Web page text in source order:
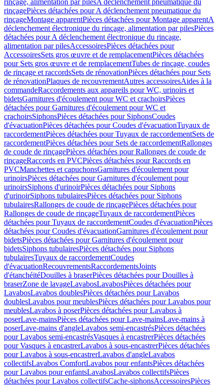
rinçage, alimentation par pilesA déclenchement pneumatique du
rinçagePièces détachées pour A déclenchement pneumatique du
rinçageMontage apparentPièces détachées pour Montage apparentA
déclenchement électronique du rinçage, alimentation par pilesPièces
détachées pour A déclenchement électronique du rinçage,
alimentation par pilesAccessoiresPièces détachées pour
AccessoiresSets gros œuvre et de remplacementPièces détachées
pour Sets gros œuvre et de remplacementTubes de rinçage, coudes
de rinçage et raccordsSets de rénovationPièces détachées pour Sets
de rénovationPlaques de recouvrementAutres accessoiresAides à la
commandeRaccordements aux appareils pour WC, urinoirs et
bidetsGarnitures d'écoulement pour WC et crachoirsPièces
détachées pour Garnitures d'écoulement pour WC et
crachoirsSiphonsPièces détachées pour SiphonsCoudes
d'évacuationPièces détachées pour Coudes d'évacuationTuyaux de
raccordementPièces détachées pour Tuyaux de raccordementSets de
raccordementPièces détachées pour Sets de raccordementRallonges
de coude de rinçagePièces détachées pour Rallonges de coude de
rinçageRaccords en PVCPièces détachées pour Raccords en
PVCManchettes et capuchonsGarnitures d'écoulement pour
urinoirsPièces détachées pour Garnitures d'écoulement pour
urinoirsSiphons d'urinoirPièces détachées pour Siphons
d'urinoirSiphons tubulairesPièces détachées pour Siphons
tubulairesRallonges de coude de rinçagePièces détachées pour
Rallonges de coude de rinçageTuyaux de raccordementPièces
détachées pour Tuyaux de raccordementCoudes d'évacuationPièces
détachées pour Coudes d'évacuationGarnitures d'écoulement pour
bidetsPièces détachées pour Garnitures d'écoulement pour
bidetsSiphons tubulairesPièces détachées pour Siphons
tubulairesTuyaux de raccordementCoudes
d'évacuationRecouvrementsRaccordementsJoints
d'étanchéitéDouilles à braserPièces détachées pour Douilles à
braserZone de lavageLavabosLavabosPièces détachées pour
LavabosLavabos doublesPièces détachées pour Lavabos
doublesLavabos pour meublesPièces détachées pour Lavabos pour
meublesLavabos à poserPièces détachées pour Lavabos à
poserLave-mainsPièces détachées pour Lave-mainsLave-mains à
poserLave-mains d'angleLavabos semi-encastrésPièces détachées
pour Lavabos semi-encastrésVasques à encastrerPièces détachées
pour Vasques à encastrerLavabos à sous-encastrerPièces détachées
pour Lavabos à sous-encastrerLavabos d'angleLavabos
collectifsLavabos ComfortLavabos pour enfantsPièces détachées
pour Lavabos pour enfantsLavabosLavabos collectifsPièces
détachées pour Lavabos collectifsCache-siphonsAccessoiresPièces